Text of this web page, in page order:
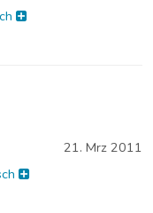
21. Mrz 2011